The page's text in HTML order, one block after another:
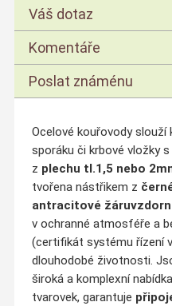
Váš dotaz
Komentáře
Poslat známénu
Ocelové kouřovody slouží
sporáku či krbové vložky
z plechu tl.1,5 nebo
tvořena nástřikem z
antracitové
v ochranné atmosféře a
(certifikát systému řízení
dlouhodobé životnosti.
široká a komplexní
tvarovek, garantuje